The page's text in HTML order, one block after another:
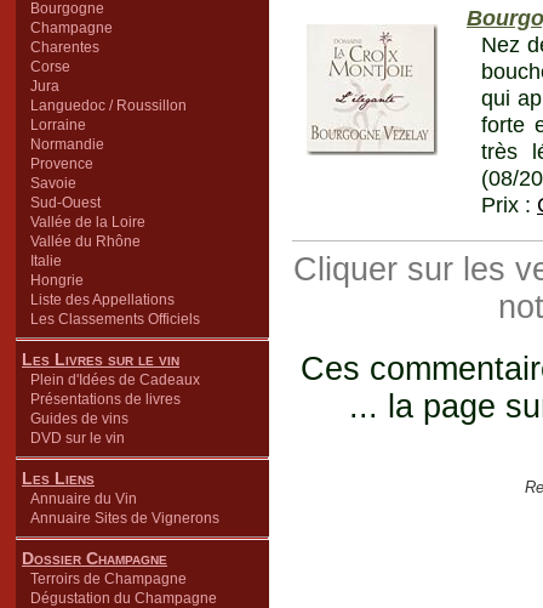
Bourgogne
Champagne
Charentes
Corse
Jura
Languedoc / Roussillon
Lorraine
Normandie
Provence
Savoie
Sud-Ouest
Vallée de la Loire
Vallée du Rhône
Italie
Hongrie
Liste des Appellations
Les Classements Officiels
Les Livres sur le vin
Plein d'Idées de Cadeaux
Présentations de livres
Guides de vins
DVD sur le vin
Les Liens
Annuaire du Vin
Annuaire Sites de Vignerons
Dossier Champagne
Terroirs de Champagne
Dégustation du Champagne
Nez
qui
forte
très
(08/
Prix :
Cliquer sur les
Ces
... la page